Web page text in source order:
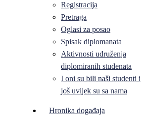
Registracija
Pretraga
Oglasi za posao
Spisak diplomanata
Aktivnosti udruženja
diplomiranih studenata
I oni su bili naši studenti i
još uvijek su sa nama
Hronika događaja